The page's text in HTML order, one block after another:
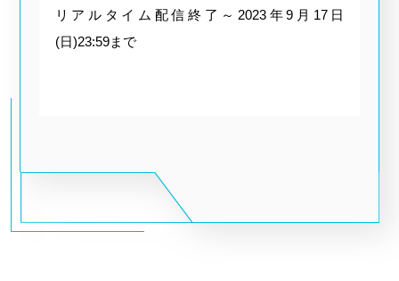
リアルタイム配信終了～2023年9月17日
(日)23:59まで